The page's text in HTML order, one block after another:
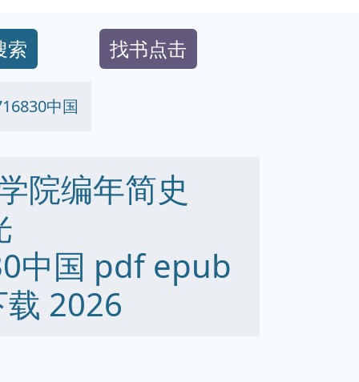
索 找书点击
中国
院编年简史
中国 pdf epub
2026